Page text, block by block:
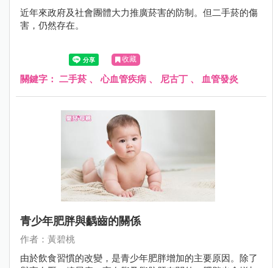
近年來政府及社會團體大力推廣菸害的防制。但二手菸的傷
害，仍然存在。
收藏
關鍵字： 二手菸 、心血管疾病 、 尼古丁 、 血管發炎
青少年肥胖與齲齒的關係
作者：黃碧桃
由於飲食習慣的改變，是青少年肥胖增加的主要原因。除了